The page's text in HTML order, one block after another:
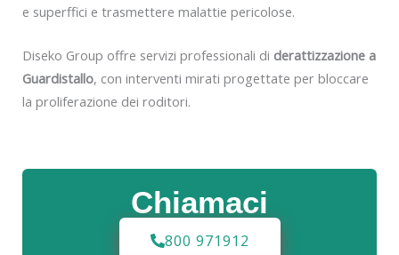
Chiamaci
800 971912
e superffici e trasmettere malattie pericolose.
Diseko Group offre servizi professionali di derattizzazione a
Guardistallo, con interventi mirati progettate per bloccare
la proliferazione dei roditori.